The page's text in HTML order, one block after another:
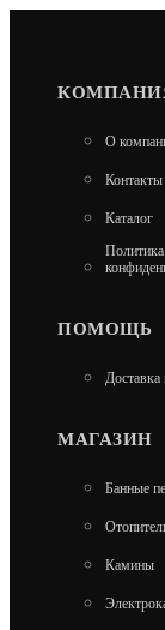
О
Контакты
Каталог
Политика
ПОМОЩЬ
Доставка
МАГАЗИН
Банные
Камины